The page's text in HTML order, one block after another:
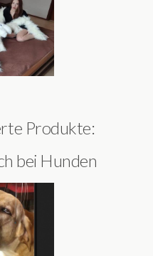
Produkte:
bei Hunden